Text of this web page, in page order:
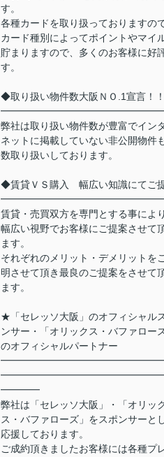
す。
各種カードを取り扱っておりますの
カード種別によってポイントやマイ
貯まりますので、多くのお客様に好
す。
◆取り扱い物件数大阪ＮＯ.1宣言！
弊社は取り扱い物件数が豊富でイン
ネットに掲載していない非公開物件
数取り扱いしております。
◆賃貸ＶＳ購入 幅広い知識にてご
賃貸・売買双方を専門とする事によ
幅広い視野でお客様にご提案させて
ます。
それぞれのメリット・デメリットを
明させて頂き最良のご提案をさせて
ます。
★「セレッソ大阪」のオフィシャル
ンサー・「オリックス・バファロー
のオフィシャルパートナー
━━━━
弊社は「セレッソ大阪」・「オリッ
ス・バファローズ」をスポンサーと
応援しております。
ご成約頂きましたお客様には各種プ